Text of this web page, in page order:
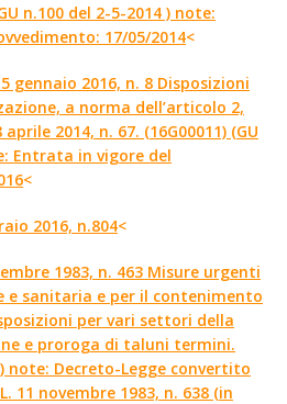
n.100 del 2-5-2014 ) note:
17/05/2014<
gennaio 2016, n. 8 Disposizioni
a norma dell’articolo 2,
2014, n. 67. (16G00011) (GU
Entrata in vigore del
<
2016, n.804<
1983, n. 463 Misure urgenti
e sanitaria e per il contenimento
per vari settori della
e proroga di taluni termini.
) note: Decreto-Legge convertito
11 novembre 1983, n. 638 (in